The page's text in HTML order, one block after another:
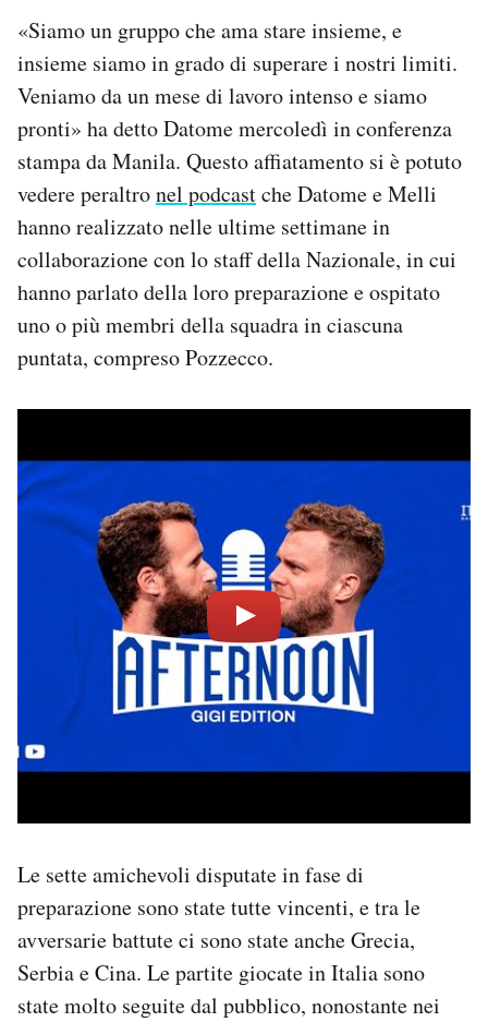
«Siamo un gruppo che ama stare insieme, e
insieme siamo in grado di superare i nostri limiti.
Veniamo da un mese di lavoro intenso e siamo
pronti» ha detto Datome mercoledì in conferenza
stampa da Manila. Questo affiatamento si è potuto
vedere peraltronel podcastche Datome e Melli
hanno realizzato nelle ultime settimane in
collaborazione con lo staff della Nazionale, in cui
hanno parlato della loro preparazione e ospitato
uno o più membri della squadra in ciascuna
puntata, compreso Pozzecco.
Le sette amichevoli disputate in fase di
preparazione sono state tutte vincenti, e tra le
avversarie battute ci sono state anche Grecia,
Serbia e Cina. Le partite giocate in Italia sono
state molto seguite dal pubblico, nonostante nei